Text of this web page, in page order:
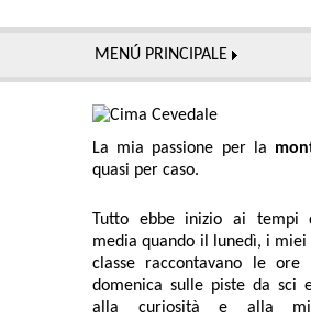
MENÚ PRINCIPALE
La mia passione per la
quasi per caso.
Tutto ebbe inizio ai tempi
media quando il lunedì, i miei
classe raccontavano le ore
domenica sulle piste da sci
alla curiosità e alla